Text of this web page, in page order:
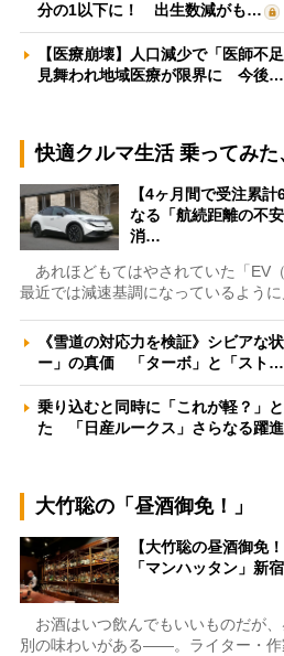
分の1以下に！ 出生数減がも…
【医療崩壊】人口減少で「医師不
見舞われ地域医療が限界に 今後…
快適クルマ生活 乗ってみた
【4ヶ月間で受注累
なる「航続距離の不
消…
あれほどもてはやされていた「EV
最近では減速基調になっているよう
《雪道の対応力を検証》シビアな
ー」の真価 「ターボ」と「スト…
乗り込むと同時に「これが軽？」
た 「日産ルークス」さらなる躍
大竹聡の「昼酒御免！」
【大竹聡の昼酒御免
「マンハッタン」新
お酒はいつ飲んでもいいものだが
別の味わいがある――。ライター・作